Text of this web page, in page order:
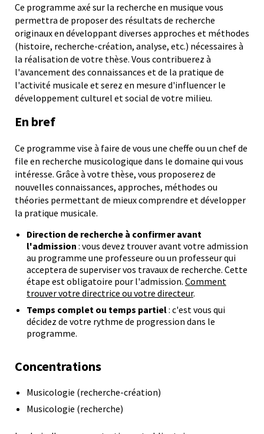
site
externe
Ulaval.ca
Ce programme axé sur la recherche en musique vous
permettra de proposer des résultats de recherche
originaux en développant diverses approches et méthodes
(histoire, recherche-création, analyse, etc.) nécessaires à
la réalisation de votre thèse. Vous contribuerez à
l'avancement des connaissances et de la pratique de
l'activité musicale et serez en mesure d'influencer le
développement culturel et social de votre milieu.
En bref
Ce programme vise à faire de vous une cheffe ou un chef de
file en recherche musicologique dans le domaine qui vous
intéresse. Grâce à votre thèse, vous proposerez de
nouvelles connaissances, approches, méthodes ou
théories permettant de mieux comprendre et développer
la pratique musicale.
Direction de recherche à confirmer avant
l'admission : vous devez trouver avant votre admission
au programme une professeure ou un professeur qui
acceptera de superviser vos travaux de recherche. Cette
étape est obligatoire pour l'admission. Comment
trouver votre directrice ou votre directeur.
Temps complet ou temps partiel: c'est vous qui
décidez de votre rythme de progression dans le
programme.
Concentrations
Musicologie (recherche-création)
Musicologie (recherche)